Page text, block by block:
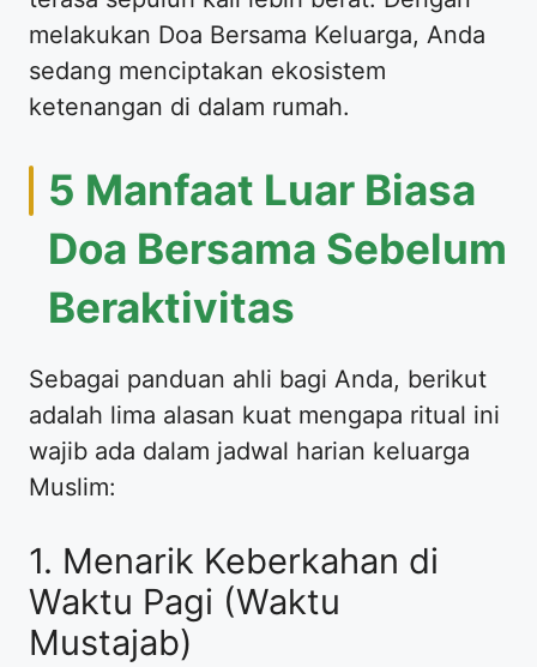
melakukan Doa Bersama Keluarga, Anda
sedang menciptakan ekosistem
ketenangan di dalam rumah.
5 Manfaat Luar Biasa
Doa Bersama Sebelum
Beraktivitas
Sebagai panduan ahli bagi Anda, berikut
adalah lima alasan kuat mengapa ritual ini
wajib ada dalam jadwal harian keluarga
Muslim:
1. Menarik Keberkahan di
Waktu Pagi (Waktu
Mustajab)